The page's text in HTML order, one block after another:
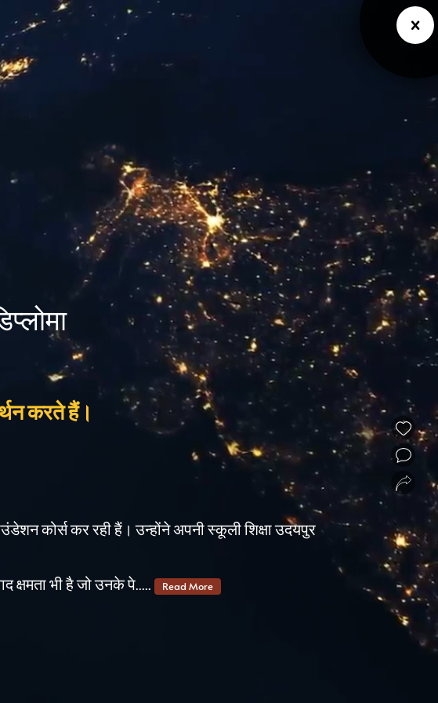
करते हैं।
❮ ❯
कोर्स कर रही हैं। उन्होंने अपनी स्कूली शिक्षा उदयपुर
भी है जो उनके पे.....
Read More